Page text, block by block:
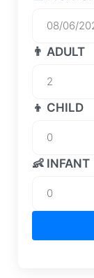
👨 ADULT
👦 CHILD
👶 INFANT